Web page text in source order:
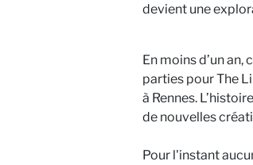
devient une
En moins d’un
parties pour The
à Rennes.
de nouvelles
Pour l'instant